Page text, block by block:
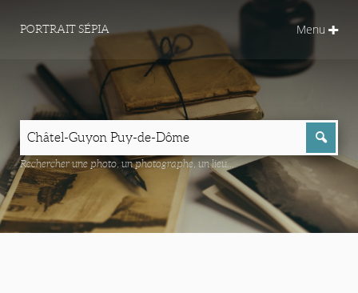
PORTRAIT SÉPIA Menu
Rechercher une photo, un photographe, un lieu...